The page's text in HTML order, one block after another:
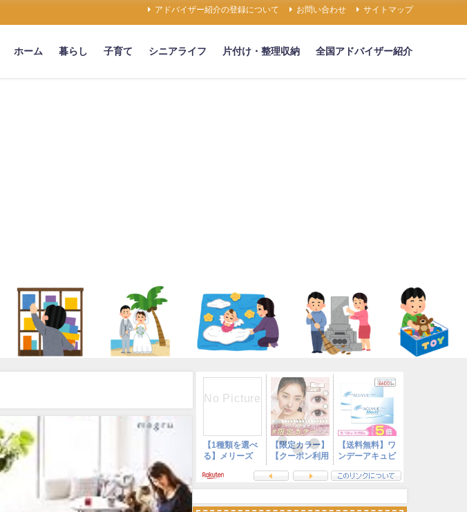
アドバイザー紹介の登録について お問い合わせ サイトマップ
ホーム 暮らし 子育て シニアライフ 片付け・整理収納 全国アドバイザー紹介